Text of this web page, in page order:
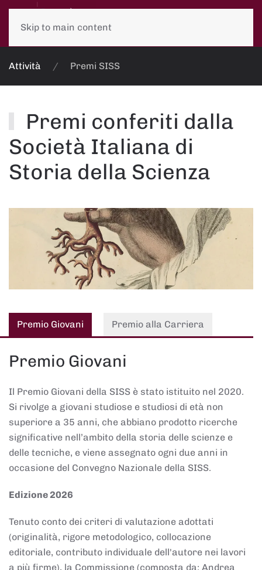
Skip to main content
Attività Premi SISS
Premi conferiti dalla
Società Italiana di
Storia della Scienza
Premio Giovani Premio alla Carriera
Premio Giovani
Il Premio Giovani della SISS è stato istituito nel 2020.
Si rivolge a giovani studiose e studiosi di età non
superiore a 35 anni, che abbiano prodotto ricerche
significative nell’ambito della storia delle scienze e
delle tecniche, e viene assegnato ogni due anni in
occasione del Convegno Nazionale della SISS.
Edizione 2026
Tenuto conto dei criteri di valutazione adottati
(originalità, rigore metodologico, collocazione
editoriale, contributo individuale dell'autore nei lavori
a più firme), la Commissione (composta da: Andrea